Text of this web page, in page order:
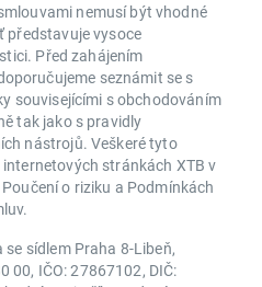
nemusí být vhodné
představuje vysoce
Před zahájením
seznámit se s
souvisejícími s obchodováním
tak jako s pravidly
nástrojů. Veškeré tyto
stránkách XTB v
o riziku a Podmínkách
sídlem Praha 8-Libeň,
00, IČO: 27867102, DIČ: